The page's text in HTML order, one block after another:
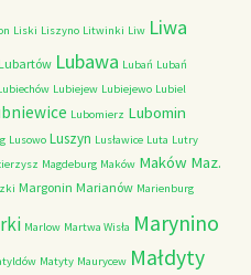
Liski Liszyno Litwinki Liw Liwa
Lubawa Lubań Lubań
Lubiejew Lubiejewo Lubiel
Lubomierz Lubomin
Lusowo Luszyn Lusławice Luta Lutry
Magdeburg Maków Maków Maz.
Margonin Marianów Marienburg
Marlow Martwa Wisła Marynino
Matyty Maurycew Małdyty